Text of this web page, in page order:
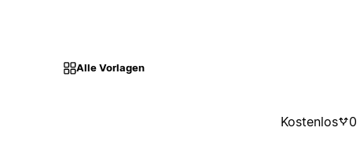
Alle Vorlagen
Kostenlos 0